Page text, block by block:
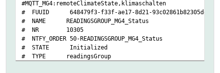
#MQTT_MG4:remoteClimateState,klimaschalten
# FUUID 648479f3-f33f-ae17-8d21-93c02861b82305de
# NAME READINGSGROUP_MG4_Status
# NR 10305
# NTFY_ORDER 50-READINGSGROUP_MG4_Status
# STATE Initialized
# TYPE readingsGroup